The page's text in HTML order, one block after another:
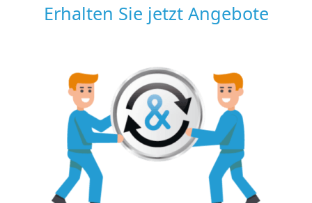
Erhalten Sie jetzt Angebote